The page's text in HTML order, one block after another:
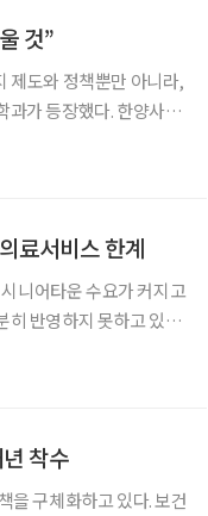
것”
제도와 정책뿐만 아니라,
과가 등장했다. 한양사이
료서비스 한계
니어타운 수요가 커지고
히 반영하지 못하고 있다
착수
을 구체화하고 있다. 보건